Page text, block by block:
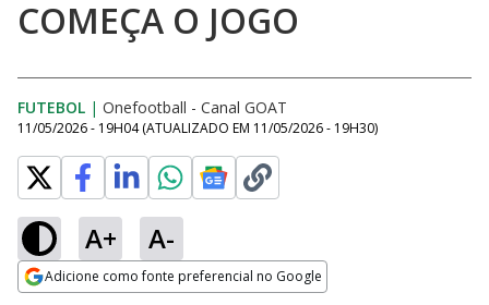
COMEÇA O JOGO
FUTEBOL | Onefootball - Canal GOAT
11/05/2026 - 19H04 (ATUALIZADO EM 11/05/2026 - 19H30)
A+ A-
Adicione como fonte preferencial no Google